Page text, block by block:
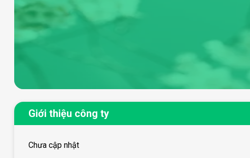
Giới thiệu công ty
Chưa cập nhật